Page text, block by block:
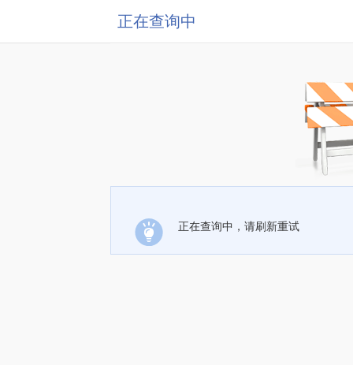
正在查询中
正在查询中，请刷新重试